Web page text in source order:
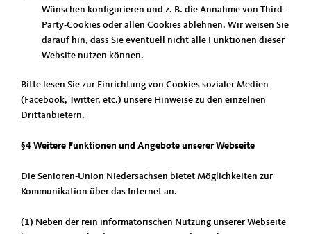
Wünschen konfigurieren und z. B. die Annahme von Third-
Party-Cookies oder allen Cookies ablehnen. Wir weisen Sie
darauf hin, dass Sie eventuell nicht alle Funktionen dieser
Website nutzen können.
Bitte lesen Sie zur Einrichtung von Cookies sozialer Medien
(Facebook, Twitter, etc.) unsere Hinweise zu den einzelnen
Drittanbietern.
§4 Weitere Funktionen und Angebote unserer Webseite
Die Senioren-Union Niedersachsen bietet Möglichkeiten zur
Kommunikation über das Internet an.
(1) Neben der rein informatorischen Nutzung unserer Webseite